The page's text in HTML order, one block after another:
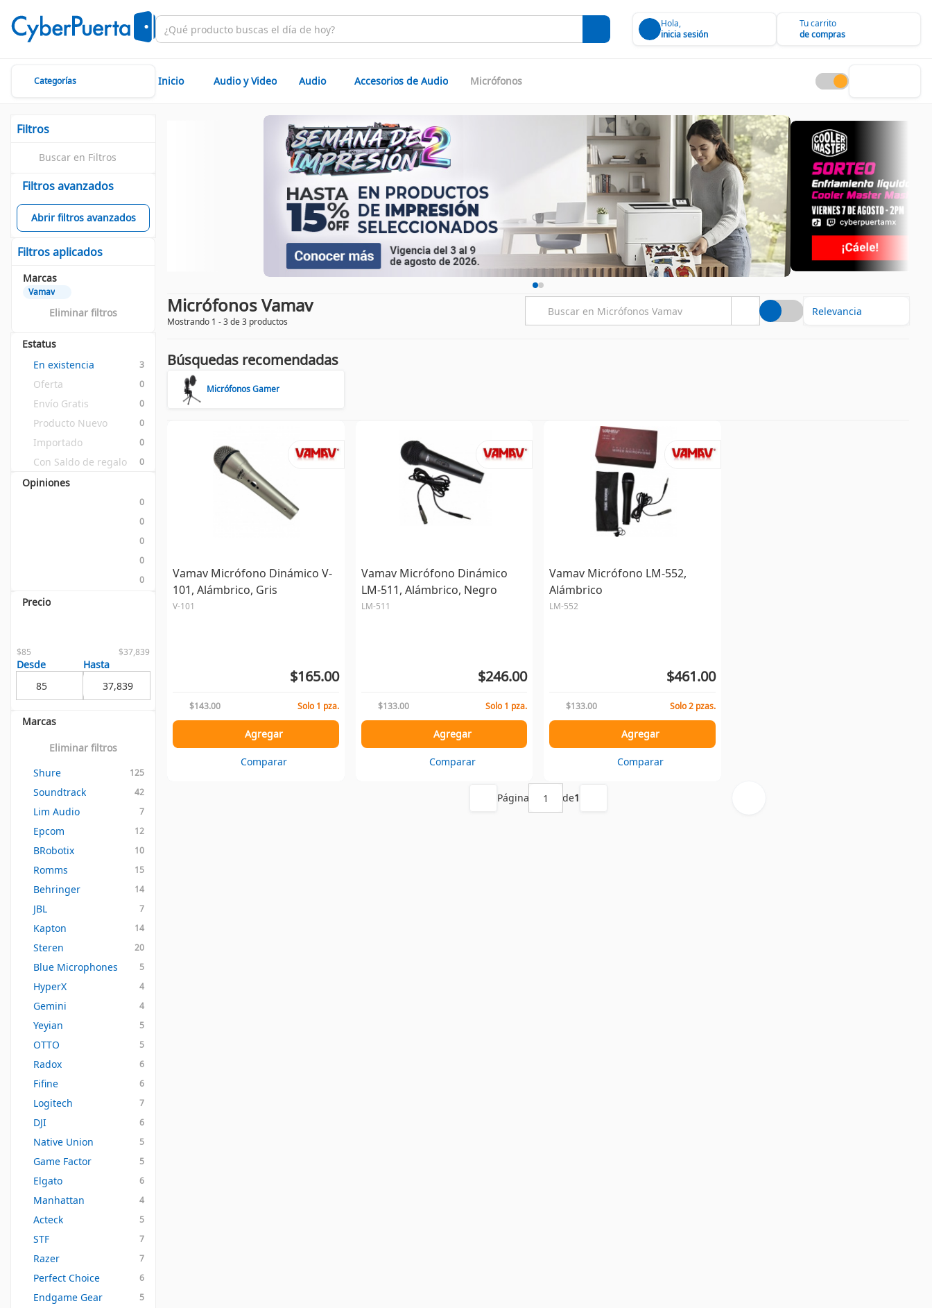
Hola,
inicia sesión
Tu carrito
de compras
Categorías Inicio Audio y Video Audio Accesorios de Audio Micrófonos
Filtros
Filtros avanzados
Abrir filtros avanzados
Filtros aplicados
Marcas
Vamav
Eliminar filtros
Estatus
En existencia
3
Oferta 0
Envío Gratis 0
Producto Nuevo 0
Importado 0
Con Saldo de regalo 0
Opiniones
0
0
0
0
0
Precio
$85 $37,839
Desde Hasta
Marcas
Eliminar filtros
Shure
125
Soundtrack 42
Lim Audio 7
Epcom 12
BRobotix 10
Romms 15
Behringer 14
JBL 7
Kapton 14
Steren 20
Blue Microphones 5
HyperX 4
Gemini 4
Yeyian 5
OTTO 5
Radox 6
Fifine 6
Logitech 7
DJI 6
Native Union 5
Game Factor 5
Elgato 6
Manhattan 4
Acteck 5
STF 7
Razer 7
Perfect Choice 6
Endgame Gear 5
Micrófonos Vamav
Mostrando 1 - 3 de 3 productos
Búsquedas recomendadas
Micrófonos Gamer
Vamav Micrófono Dinámico V-
101, Alámbrico, Gris
V-101
$165.00
$143.00 Solo 1 pza.
Agregar
Comparar
Vamav Micrófono Dinámico
LM-511, Alámbrico, Negro
LM-511
$246.00
$133.00 Solo 1 pza.
Agregar
Comparar
Vamav Micrófono LM-552,
Alámbrico
LM-552
$461.00
$133.00 Solo 2 pzas.
Agregar
Comparar
Página de1